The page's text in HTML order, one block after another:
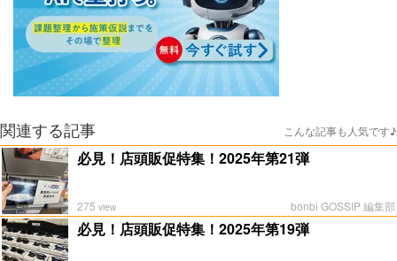
関連する記事 こんな記事も人気です♪
必見！店頭販促特集！2025年第21弾
bonbi GOSSIP 編集部
275 view
必見！店頭販促特集！2025年第19弾